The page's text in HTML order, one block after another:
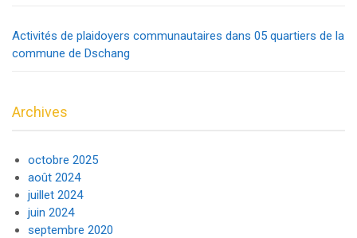
Activités de plaidoyers communautaires dans 05 quartiers de la
commune de Dschang
Archives
octobre 2025
août 2024
juillet 2024
juin 2024
septembre 2020